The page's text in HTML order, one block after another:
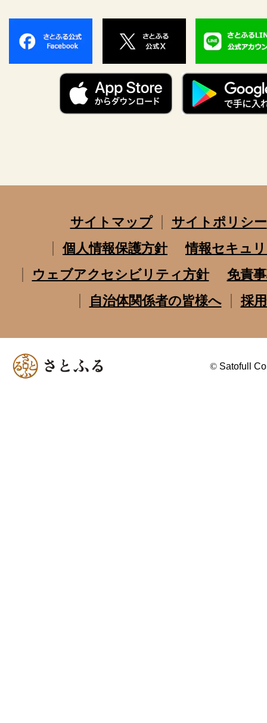
サイトマップ
サイトポリシー
個人情報保護方針
情報セキュ
ウェブアクセシビリティ方針
免責
自治体関係者の皆様へ
採
© Satofull